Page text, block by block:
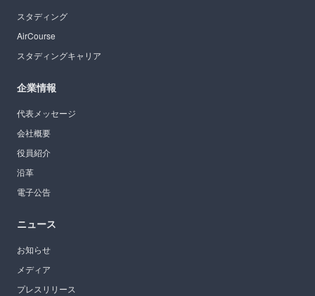
スタディング
AirCourse
スタディングキャリア
企業情報
代表メッセージ
会社概要
役員紹介
沿革
電子公告
ニュース
お知らせ
メディア
プレスリリース